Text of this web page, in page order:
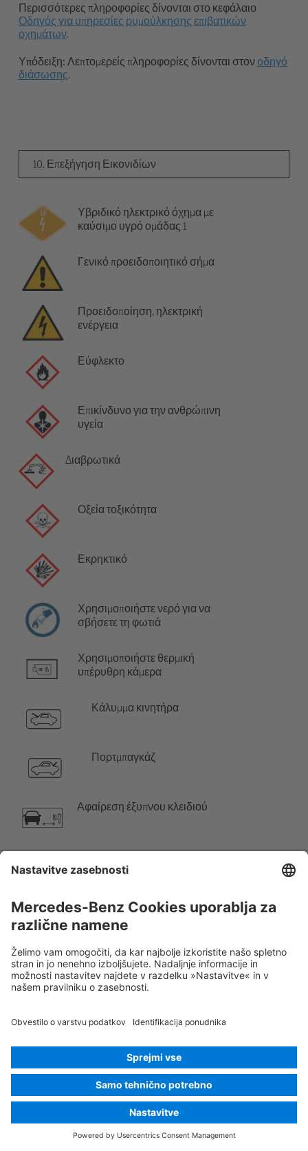
Περισσότερες πληροφορίες δίνονται στο κεφάλαιο
Οδηγός για υπηρεσίες ρυμούλκησης επιβατικών
οχημάτων.
Υπόδειξη:Λεπτομερείς πληροφορίες δίνονται στονοδηγό
διάσωσης.
10. Επεξήγηση Εικονιδίων
Υβριδικό ηλεκτρικό όχημα με
καύσιμο υγρό ομάδας 1
Γενικό προειδοποιητικό σήμα
Προειδοποίηση, ηλεκτρική
ενέργεια
Εύφλεκτο
Επικίνδυνο για την ανθρώπινη
υγεία
Διαβρωτικά
Οξεία τοξικότητα
Εκρηκτικό
Χρησιμοποιήστε νερό για να
σβήσετε τη φωτιά
Χρησιμοποιήστε θερμική
υπέρυθρη κάμερα
Κάλυμμα κινητήρα
Πορτμπαγκάζ
Αφαίρεση έξυπνου κλειδιού
Προειδοποίηση, χαμηλή
θερμοκρασία
Rescue Card Osebno vozilo Različica 07/2026 01.8 ID-Nr.:
214.219
Izberi jezik
© 2026Mercedes-Benz AG
Identifikacija ponudnika
Nastavitev piškotkov
Varstvo podatkov
Pravno obvestilo